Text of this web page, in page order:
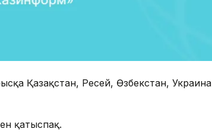
Қазақстан, Ресей, Өзбекстан, Украина
қатыспақ.